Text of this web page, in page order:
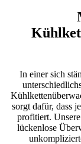
In einer sich
sorgt dafür, dass
profitiert.
lückenlose